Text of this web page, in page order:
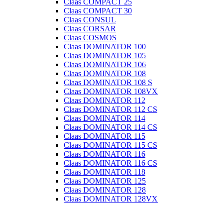
Claas COMPACT 25
Claas COMPACT 30
Claas CONSUL
Claas CORSAR
Claas COSMOS
Claas DOMINATOR 100
Claas DOMINATOR 105
Claas DOMINATOR 106
Claas DOMINATOR 108
Claas DOMINATOR 108 S
Claas DOMINATOR 108VX
Claas DOMINATOR 112
Claas DOMINATOR 112 CS
Claas DOMINATOR 114
Claas DOMINATOR 114 CS
Claas DOMINATOR 115
Claas DOMINATOR 115 CS
Claas DOMINATOR 116
Claas DOMINATOR 116 CS
Claas DOMINATOR 118
Claas DOMINATOR 125
Claas DOMINATOR 128
Claas DOMINATOR 128VX